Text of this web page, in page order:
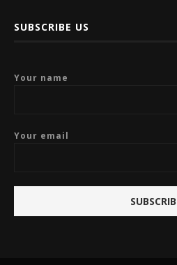
SUBSCRIBE US
Your name
Your email